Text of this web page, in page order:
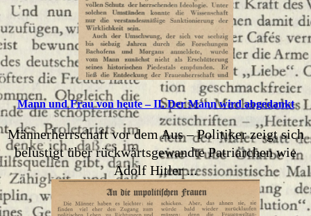
Mann und Frau von heute – II. Der Mann wird abgedankt
Männerherrschaft vor dem Aus – Politiker zeigt sich
belustigt über rückwärtsgewandte Patriarchen wie
Adolf Hitler ...